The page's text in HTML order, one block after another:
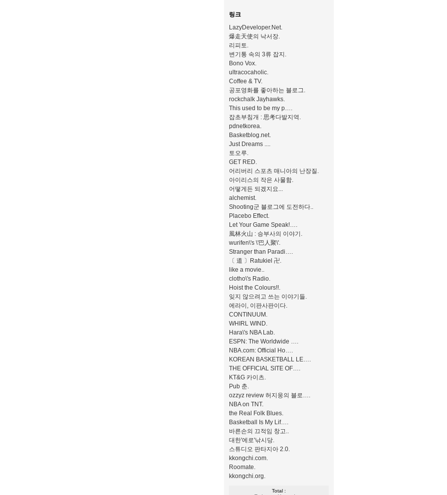
링크
LazyDeveloper.Net.
爆走天使의 낙서장.
리피토.
변기통 속의 3류 잡지.
Bono Vox.
ultracocaholic.
Coffee & TV.
공포영화를 좋아하는 블로그.
rockchalk Jayhawks.
This used to be my p….
잡초부침개 : 思考다발지역.
pdnetkorea.
Basketblog.net.
Just Dreams ....
토오루.
GET RED.
어리버리 스포츠 매니아의 난장질.
아이리스의 작은 사물함.
어떻게든 되겠지요...
alchemist.
Shooting군 블로그에 도전하다..
Placebo Effect.
Let Your Game Speak!….
風林火山 : 승부사의 이야기.
wurifen\'s \'巴人聚\'.
Stranger than Paradi….
〔 道 〕Ratukiel 卍.
like a movie..
clotho\'s Radio.
Hoist the Colours!!.
잊지 않으려고 쓰는 이야기들.
에라이, 이판사판이다.
CONTINUUM.
WHIRL WIND.
Hara\'s NBA Lab.
ESPN: The Worldwide ….
NBA.com: Official Ho….
KOREAN BASKETBALL LE….
THE OFFICIAL SITE OF….
KT&G 카이츠.
Pub 춘.
ozzyz review 허지웅의 블로….
NBA on TNT.
the Real Folk Blues.
Basketball Is My Lif….
바른손의 끄적임 창고..
대한'에로'낚시당.
스튜디오 판타지아 2.0.
kkongchi.com.
Roomate.
kkongchi.org.
Total :